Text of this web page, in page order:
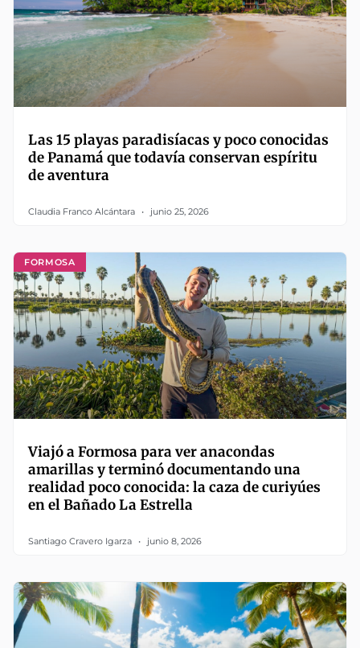
Las 15 playas paradisíacas y poco conocidas
de Panamá que todavía conservan espíritu
de aventura
Claudia Franco Alcántara junio 25, 2026
FORMOSA
Viajó a Formosa para ver anacondas
amarillas y terminó documentando una
realidad poco conocida: la caza de curiyúes
en el Bañado La Estrella
Santiago Cravero Igarza junio 8, 2026